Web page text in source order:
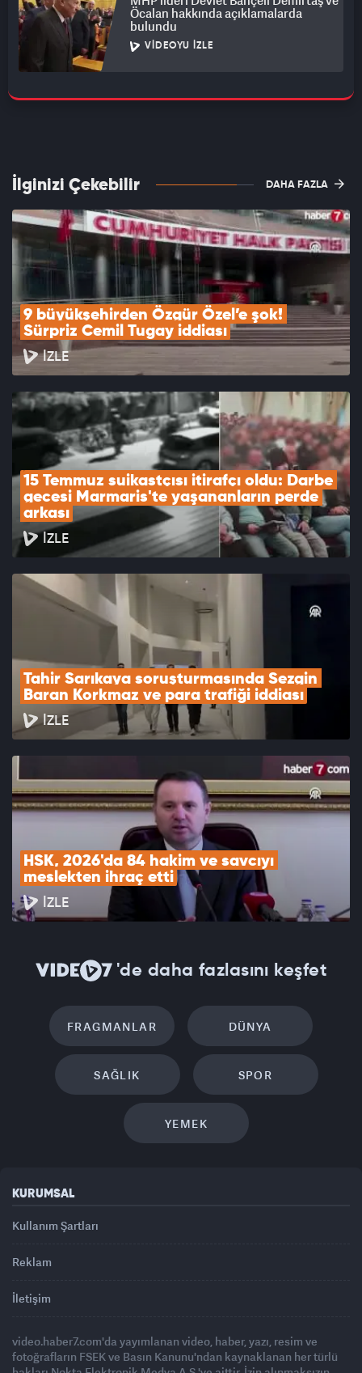
Öcalan hakkında açıklamalarda
bulundu
VIDEOYU İZLE
İlginizi Çekebilir DAHA FAZLA
9 büyükşehirden Özgür Özel’e şok!
Sürpriz Cemil Tugay iddiası
İZLE
15 Temmuz suikastçısı itirafçı oldu: Darbe
gecesi Marmaris'te yaşananların perde
arkası
İZLE
Tahir Sarıkaya soruşturmasında Sezgin
Baran Korkmaz ve para trafiği iddiası
İZLE
HSK, 2026'da 84 hakim ve savcıyı
meslekten ihraç etti
İZLE
'de daha fazlasını keşfet
FRAGMANLAR DÜNYA
SAĞLIK SPOR
YEMEK
KURUMSAL
Kullanım Şartları
Reklam
İletişim
video.haber7.com'da yayımlanan video, haber, yazı, resim ve
fotoğrafların FSEK ve Basın Kanunu'ndan kaynaklanan her türlü